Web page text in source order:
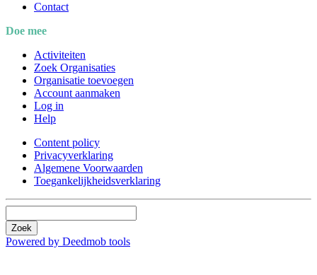
Contact
Doe mee
Activiteiten
Zoek Organisaties
Organisatie toevoegen
Account aanmaken
Log in
Help
Content policy
Privacyverklaring
Algemene Voorwaarden
Toegankelijkheidsverklaring
Zoek
Powered by Deedmob tools